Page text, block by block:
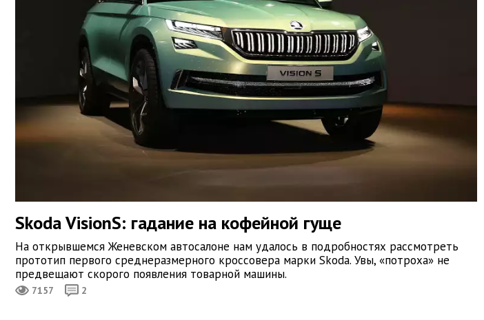
Skoda VisionS: гадание на кофейной гуще
На открывшемся Женевском автосалоне нам удалось в подробностях рассмотреть
прототип первого среднеразмерного кроссовера марки Skoda. Увы, «потроха» не
предвещают скорого появления товарной машины.
7157 2